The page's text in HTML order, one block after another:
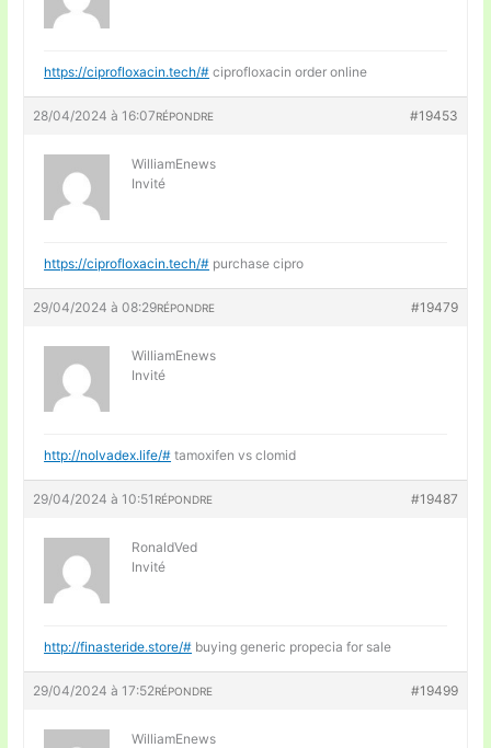
https://ciprofloxacin.tech/# ciprofloxacin order online
28/04/2024 à 16:07 #19453
RÉPONDRE
WilliamEnews
Invité
https://ciprofloxacin.tech/# purchase cipro
29/04/2024 à 08:29 #19479
RÉPONDRE
WilliamEnews
Invité
http://nolvadex.life/# tamoxifen vs clomid
29/04/2024 à 10:51 #19487
RÉPONDRE
RonaldVed
Invité
http://finasteride.store/# buying generic propecia for sale
29/04/2024 à 17:52 #19499
RÉPONDRE
WilliamEnews